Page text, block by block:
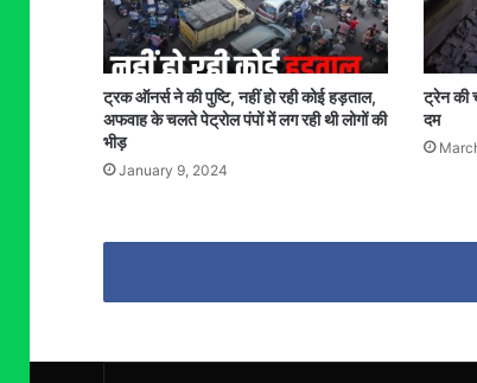
ट्रक ऑनर्स ने की पुष्टि, नहीं हो रही कोई हड़ताल,
अफवाह के चलते पेट्रोल पंपों में लग रही थी लोगों की
भीड़
January 9, 2024
ट्रेन की
दम